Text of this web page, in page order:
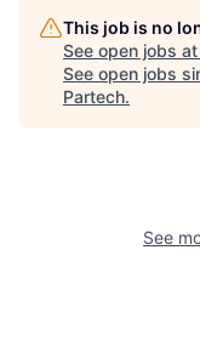
This job is no
See open jobs at
See open jobs
Partech.
See